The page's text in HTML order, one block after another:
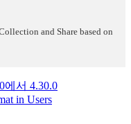
and Share based on
에서 4.30.0
in Users